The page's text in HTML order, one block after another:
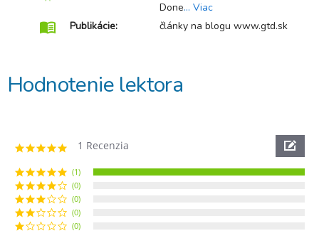
Done... Viac
menu_book Publikácie: články na blogu www.gtd.sk
Hodnotenie lektora
5.0
rating
1 Recenzia
(1)
(0)
(0)
(0)
(0)